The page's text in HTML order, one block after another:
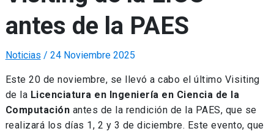
antes de la PAES
Noticias / 24 Noviembre 2025
Este 20 de noviembre, se llevó a cabo el último Visiting
de la Licenciatura en Ingeniería en Ciencia de la
Computación antes de la rendición de la PAES, que se
realizará los días 1, 2 y 3 de diciembre. Este evento, que